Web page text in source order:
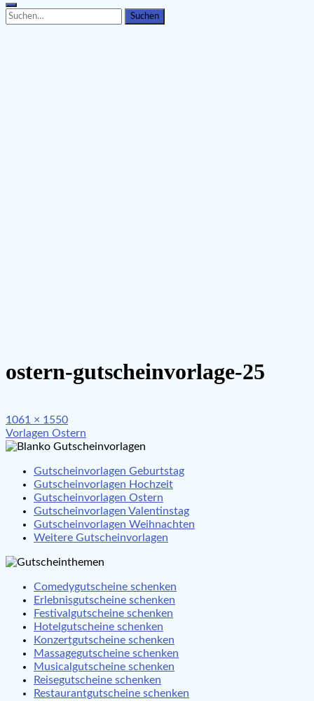
Search
for:
Search
ostern-gutscheinvorlage-25
Full
size
1061 × 1550
Beitragsnavigation
Vorlagen Ostern
Gutscheinvorlagen Geburtstag
Gutscheinvorlagen Hochzeit
Gutscheinvorlagen Ostern
Gutscheinvorlagen Valentinstag
Gutscheinvorlagen Weihnachten
Weitere Gutscheinvorlagen
Comedygutscheine schenken
Erlebnisgutscheine schenken
Festivalgutscheine schenken
Hotelgutscheine schenken
Konzertgutscheine schenken
Massagegutscheine schenken
Musicalgutscheine schenken
Reisegutscheine schenken
Restaurantgutscheine schenken